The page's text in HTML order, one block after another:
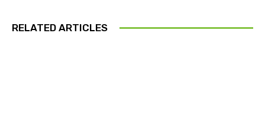
RELATED ARTICLES